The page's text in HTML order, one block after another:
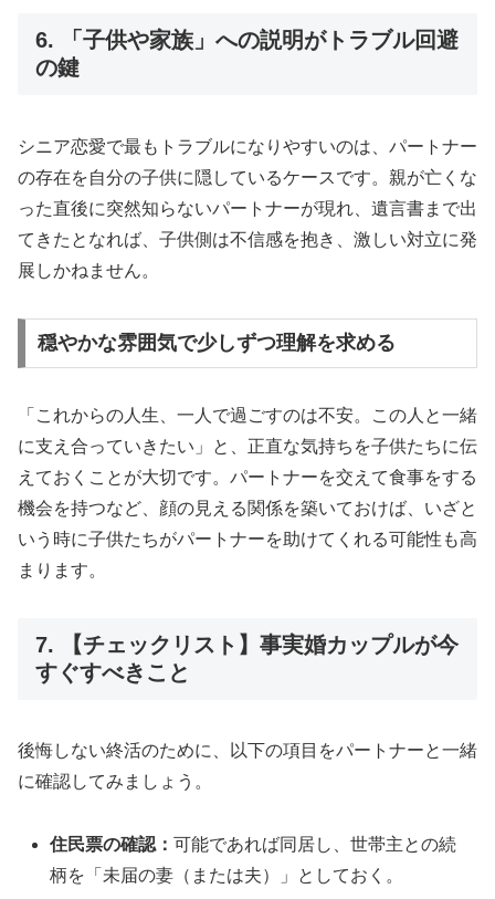
6. 「子供や家族」への説明がトラブル回避
の鍵
シニア恋愛で最もトラブルになりやすいのは、パートナー
の存在を自分の子供に隠しているケースです。親が亡くな
った直後に突然知らないパートナーが現れ、遺言書まで出
てきたとなれば、子供側は不信感を抱き、激しい対立に発
展しかねません。
穏やかな雰囲気で少しずつ理解を求める
「これからの人生、一人で過ごすのは不安。この人と一緒
に支え合っていきたい」と、正直な気持ちを子供たちに伝
えておくことが大切です。パートナーを交えて食事をする
機会を持つなど、顔の見える関係を築いておけば、いざと
いう時に子供たちがパートナーを助けてくれる可能性も高
まります。
7. 【チェックリスト】事実婚カップルが今
すぐすべきこと
後悔しない終活のために、以下の項目をパートナーと一緒
に確認してみましょう。
住民票の確認：可能であれば同居し、世帯主との続
柄を「未届の妻（または夫）」としておく。